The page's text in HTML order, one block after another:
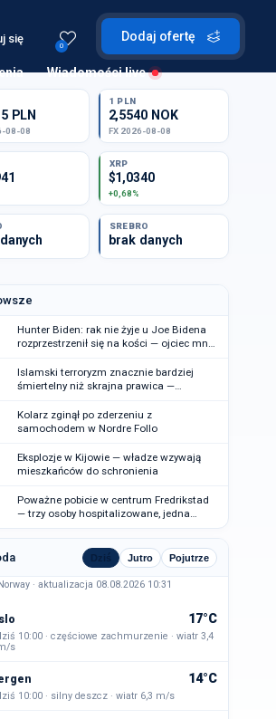
Dodaj ofertę
0
się
Wiadomości live
PLN
08-08
1 PLN
2,5540 NOK
FX 2026-08-08
XRP
$1,0340
+0,68%
SREBRO
brak danych
Hunter Biden: rak nie żyje u Joe Bidena
rozprzestrzenił się na kości — ojciec mnie
Islamski terroryzm znacznie bardziej
śmiertelny niż skrajna prawica —
Kolarz zginął po zderzeniu z
samochodem w Nordre Follo
Eksplozje w Kijowie — władze wzywają
mieszkańców do schronienia
Poważne pobicie w centrum Fredrikstad
— trzy osoby hospitalizowane, jedna
zatrzymana
Dziś Jutro Pojutrze
· aktualizacja 08.08.2026 10:31
17°C
10:00 · częściowe zachmurzenie · wiatr 3,4
s
14°C
10:00 · silny deszcz · wiatr 6,3 m/s